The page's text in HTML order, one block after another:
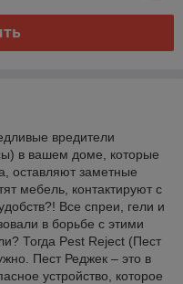
вредители
в вашем доме, которые
оставляют заметные
мебель, контактируют с
Все спреи, гели и
в борьбе с этими
Тогда Pest Reject (Пест
Пест Реджек – это в
устройство, которое